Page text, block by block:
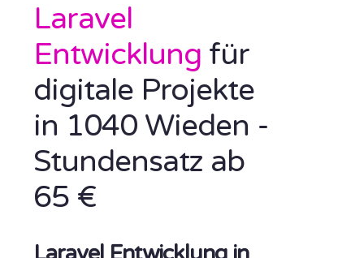
Laravel
Entwicklung für
digitale Projekte
in 1040 Wieden -
Stundensatz ab
65 €